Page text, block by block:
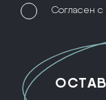
Согласен с